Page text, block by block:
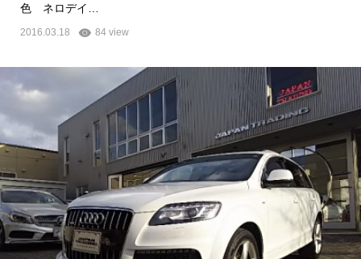
色 ネロデイ…
2016.03.18 84 view